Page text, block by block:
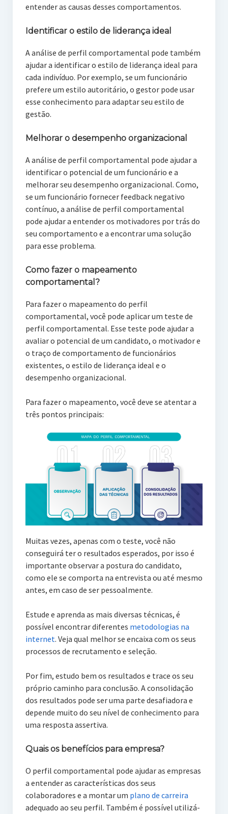
entender as causas desses comportamentos.
Identificar o estilo de liderança ideal
A análise de perfil comportamental pode também
ajudar a identificar o estilo de liderança ideal para
cada indivíduo. Por exemplo, se um funcionário
prefere um estilo autoritário, o gestor pode usar
esse conhecimento para adaptar seu estilo de
gestão.
Melhorar o desempenho organizacional
A análise de perfil comportamental pode ajudar a
identificar o potencial de um funcionário e a
melhorar seu desempenho organizacional. Como,
se um funcionário fornecer feedback negativo
contínuo, a análise de perfil comportamental
pode ajudar a entender os motivadores por trás do
seu comportamento e a encontrar uma solução
para esse problema.
Como fazer o mapeamento
comportamental?
Para fazer o mapeamento do perfil
comportamental, você pode aplicar um teste de
perfil comportamental. Esse teste pode ajudar a
avaliar o potencial de um candidato, o motivador e
o traço de comportamento de funcionários
existentes, o estilo de liderança ideal e o
desempenho organizacional.
Para fazer o mapeamento, você deve se atentar a
três pontos principais:
Muitas vezes, apenas com o teste, você não
conseguirá ter o resultados esperados, por isso é
importante observar a postura do candidato,
como ele se comporta na entrevista ou até mesmo
antes, em caso de ser pessoalmente.
Estude e aprenda as mais diversas técnicas, é
possível encontrar diferentes metodologias na
internet. Veja qual melhor se encaixa com os seus
processos de recrutamento e seleção.
Por fim, estudo bem os resultados e trace os seu
próprio caminho para conclusão. A consolidação
dos resultados pode ser uma parte desafiadora e
depende muito do seu nível de conhecimento para
uma resposta assertiva.
Quais os benefícios para empresa?
O perfil comportamental pode ajudar as empresas
a entender as características dos seus
colaboradores e a montar um plano de carreira
adequado ao seu perfil. Também é possível utilizá-